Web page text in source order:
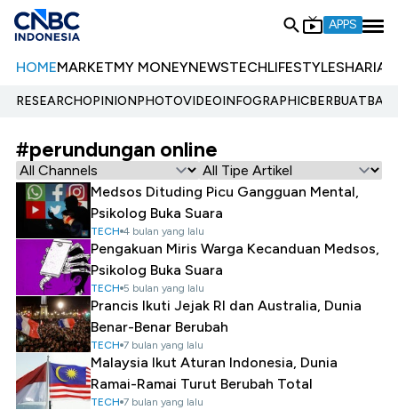
APPS
HOMEMARKETMY MONEYNEWSTECHLIFESTYLESHARIA
RESEARCHOPINIONPHOTOVIDEOINFOGRAPHIC
#perundungan online
Medsos Dituding Picu Gangguan Mental,
Psikolog Buka Suara
TECH 4 bulan yang lalu
Pengakuan Miris Warga Kecanduan Medsos,
Psikolog Buka Suara
TECH 5 bulan yang lalu
Prancis Ikuti Jejak RI dan Australia, Dunia
Benar-Benar Berubah
TECH 7 bulan yang lalu
Malaysia Ikut Aturan Indonesia, Dunia
Ramai-Ramai Turut Berubah Total
TECH 7 bulan yang lalu